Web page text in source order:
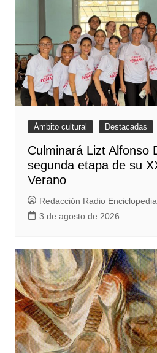
Ámbito cultural Destacadas
Culminará Lizt Alfonso
segunda etapa de su
Verano
Redacción Radio Enciclopedia
3 de agosto de 2026